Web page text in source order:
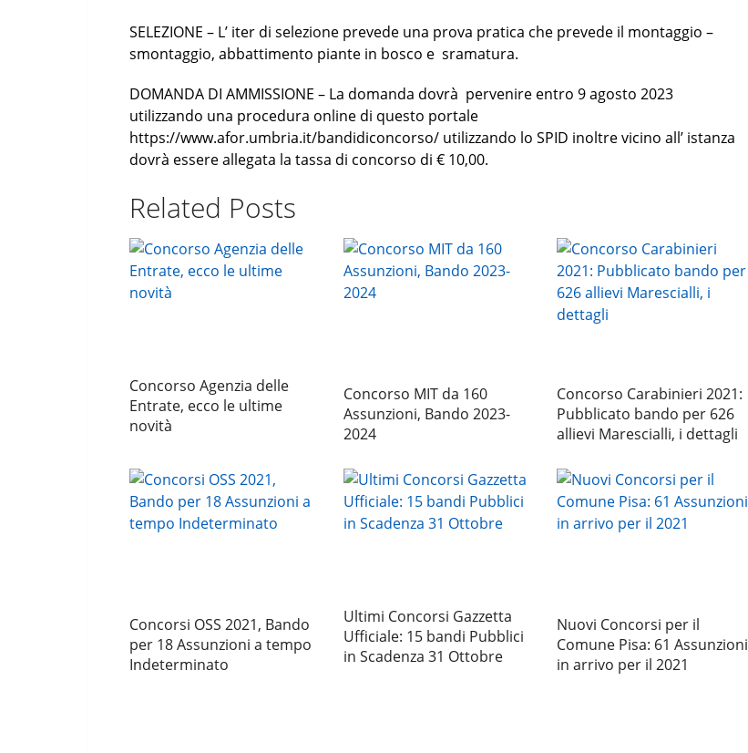
SELEZIONE – L’ iter di selezione prevede una prova pratica che prevede il montaggio –
smontaggio, abbattimento piante in bosco e sramatura.
DOMANDA DI AMMISSIONE – La domanda dovrà pervenire entro 9 agosto 2023
utilizzando una procedura online di questo portale
https://www.afor.umbria.it/bandidiconcorso/ utilizzando lo SPID inoltre vicino all’ istanza
dovrà essere allegata la tassa di concorso di € 10,00.
Related Posts
Concorso Agenzia delle
Entrate, ecco le ultime
novità
Concorso MIT da 160
Assunzioni, Bando 2023-
2024
Concorso Carabinieri 2021:
Pubblicato bando per 626
allievi Marescialli, i dettagli
Concorsi OSS 2021, Bando
per 18 Assunzioni a tempo
Indeterminato
Ultimi Concorsi Gazzetta
Ufficiale: 15 bandi Pubblici
in Scadenza 31 Ottobre
Nuovi Concorsi per il
Comune Pisa: 61 Assunzioni
in arrivo per il 2021